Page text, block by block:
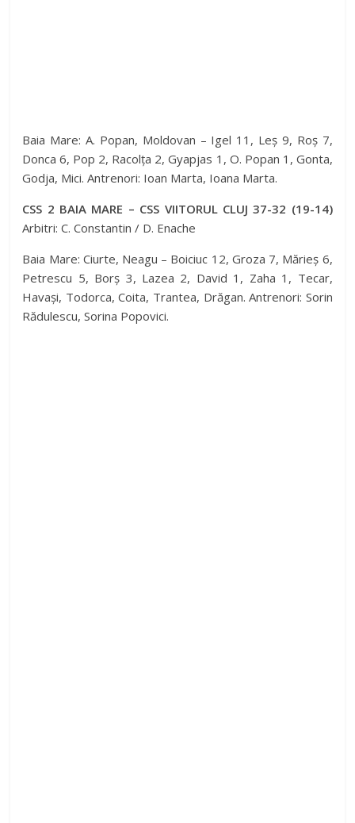
Baia Mare: A. Popan, Moldovan – Igel 11, Leș 9, Roș 7,
Donca 6, Pop 2, Racolța 2, Gyapjas 1, O. Popan 1, Gonta,
Godja, Mici. Antrenori: Ioan Marta, Ioana Marta.
CSS 2 BAIA MARE – CSS VIITORUL CLUJ 37-32 (19-14)
Arbitri: C. Constantin / D. Enache
Baia Mare: Ciurte, Neagu – Boiciuc 12, Groza 7, Mărieș 6,
Petrescu 5, Borș 3, Lazea 2, David 1, Zaha 1, Tecar,
Havași, Todorca, Coita, Trantea, Drăgan. Antrenori: Sorin
Rădulescu, Sorina Popovici.